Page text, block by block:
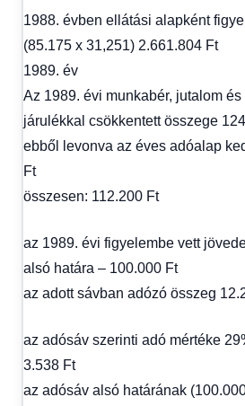
1988. évben ellátási alapként
(85.175 x 31,251) 2.661.804 Ft
1989. év
Az 1989. évi munkabér, jutalom
járulékkal csökkentett összege
ebből levonva az éves adóalap
Ft
összesen: 112.200 Ft
az 1989. évi figyelembe vett
alsó határa – 100.000 Ft
az adott sávban adózó összeg
az adósáv szerinti adó mértéke
3.538 Ft
az adósáv alsó határának